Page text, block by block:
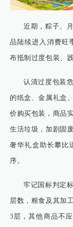
近期，粽子、
品陆续进入消费旺
布抵制过度包装、
认清过度包装
的纸盒、金属礼盒
价购买包装，商品
生活垃圾，加剧固
奢华礼盒助长攀比
序。
牢记国标判定
层数，粮食及其加
3层，其他商品不